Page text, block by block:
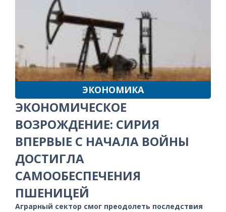
ЭКОНОМИКА
ЭКОНОМИЧЕСКОЕ
ВОЗРОЖДЕНИЕ: СИРИЯ
ВПЕРВЫЕ С НАЧАЛА ВОЙНЫ
ДОСТИГЛА
САМООБЕСПЕЧЕНИЯ
ПШЕНИЦЕЙ
Аграрный сектор смог преодолеть последствия